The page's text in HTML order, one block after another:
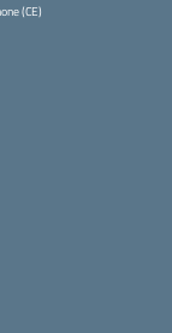
(CE)